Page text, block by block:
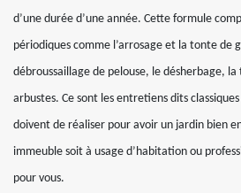
d’une durée d’une année. Cette formule
périodiques comme l’arrosage et la tonte de
débroussaillage de pelouse, le désherbage,
arbustes. Ce sont les entretiens dits
doivent de réaliser pour avoir un jardin bien
immeuble soit à usage d’habitation ou
pour vous.